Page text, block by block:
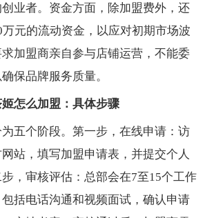
业者。资金方面，除加盟费外，还
元的流动资金，以应对初期市场波
加盟商亲自参与店铺运营，不能委
保品牌服务质量。
姬怎么加盟：具体步骤
个阶段。第一步，在线申请：访
站，填写加盟申请表，并提交个人
，审核评估：总部会在7至15个工作
包括电话沟通和视频面试，确认申请